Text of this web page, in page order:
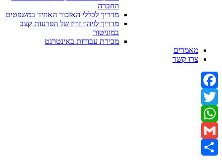
החברה
מדריך לכללי האזכור האחיד במשפטים
מדריך לזיהוי זריז של הפרעות קצב
במוניטור
מכירת עבודות באינטרנט
מאמרים
צרו קשר
Facebook
Twitter
WhatsApp
Gmail